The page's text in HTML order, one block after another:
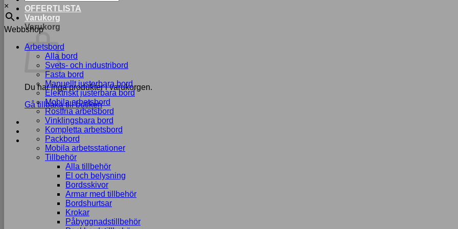
OFFERTLISTA
Varukorg
Varukorg
Du har inga produkter i varukorgen.
Gå tillbaka till butiken
×
Webbshop
Arbetsbord
Alla bord
Svets- och industribord
Fasta bord
Manuellt justerbara bord
Elektriskt justerbara bord
Mobila arbetsbord
Rostfria arbetsbord
Vinklingsbara bord
Kompletta arbetsbord
Packbord
Mobila arbetsstationer
Tillbehör
Alla tillbehör
El och belysning
Bordsskivor
Armar med tillbehör
Bordshurtsar
Krokar
Påbyggnadstillbehör